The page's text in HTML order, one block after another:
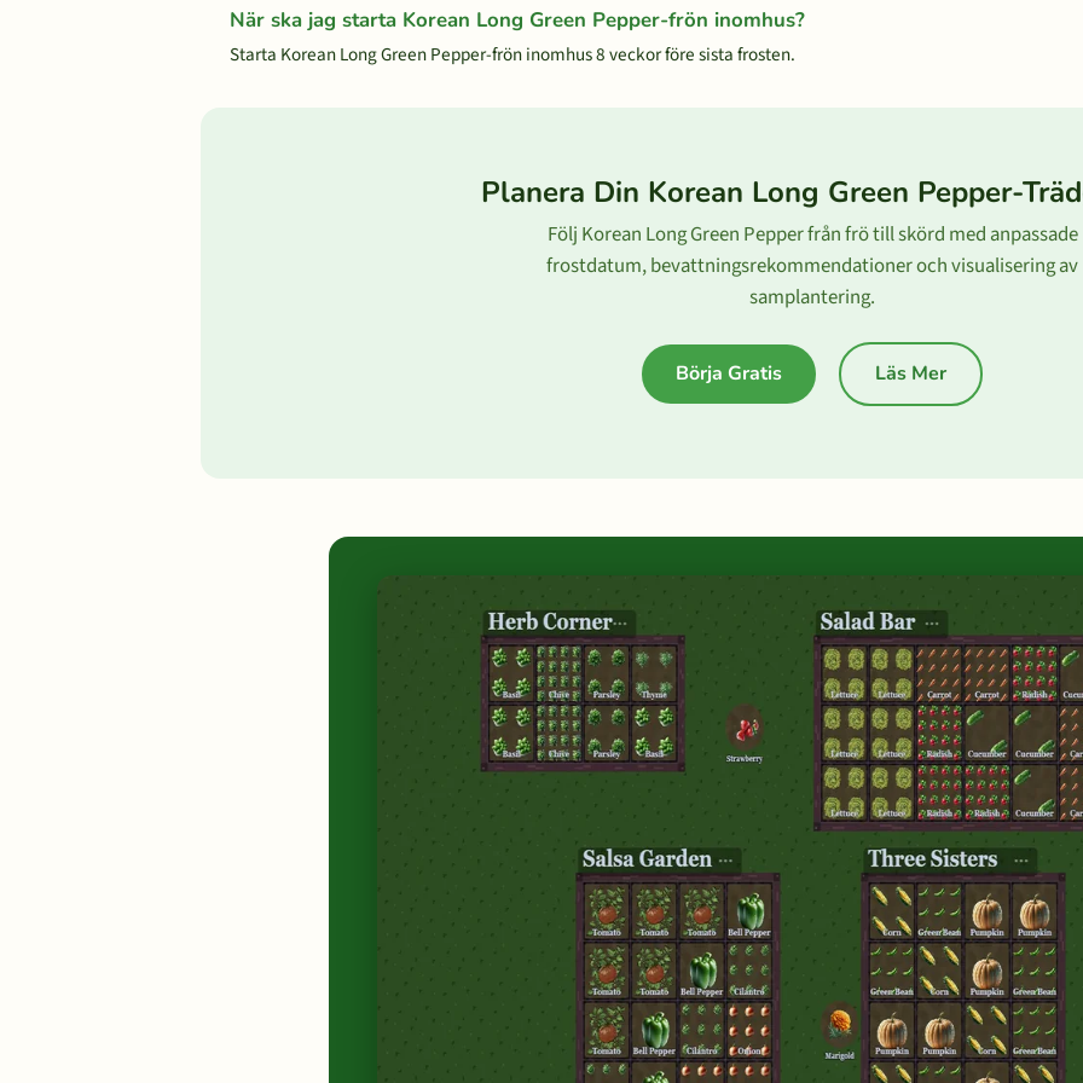
När ska jag starta Korean Long Green Pepper-frön inomhus?
Starta Korean Long Green Pepper-frön inomhus 8 veckor före sista frosten.
Planera Din Korean Long Green Pepper-
Följ Korean Long Green Pepper från frö till skörd med anpassade
frostdatum, bevattningsrekommendationer och visualisering av
samplantering.
Börja Gratis Läs Mer